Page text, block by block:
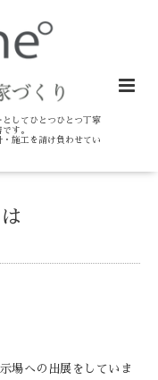
してひとつひとつ丁寧
す。
施工を請け負わせてい
場への出展をしていま